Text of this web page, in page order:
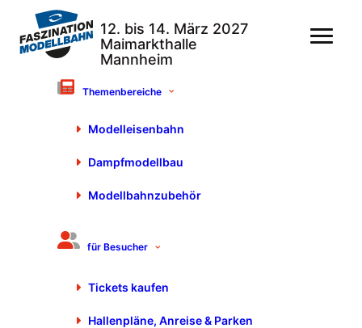
Themenbereiche
Modelleisenbahn
Dampfmodellbau
Modellbahnzubehör
für Besucher
Tickets kaufen
Hallenpläne, Anreise & Parken
Faszination Modellbahn
12. bis 14. März 2027
Maimarkthalle Mannheim
Die FASZINATION MODELLBAHN IN
MANNHEIM bietet glühenden
Modelleisenbahn und ist
internationaler Treffpunkt der